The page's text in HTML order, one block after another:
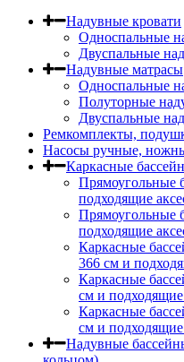
Надувные кровати
Односпальные
Двуспальные
Надувные матрасы
Односпальные
Полуторные
Двуспальные
Ремкомплекты,
Насосы ручные,
Каркасные
Прямоугольные
подходящие
Прямоугольные
подходящие
Каркасные
366 см и
Каркасные
cм и подходящие
Каркасные
см и подходящие
Надувные